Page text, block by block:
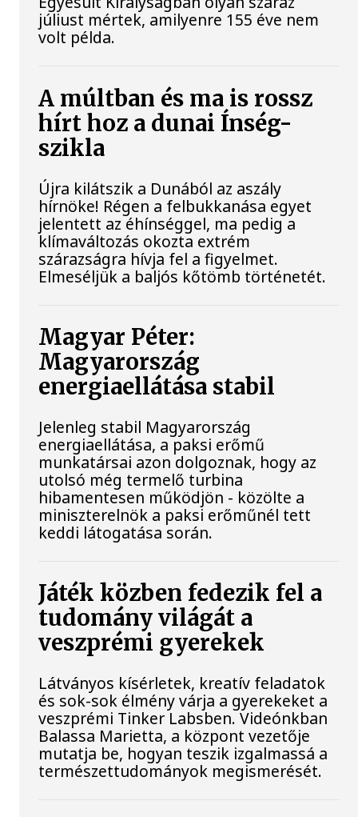
júliust mértek, amilyenre 155 éve nem
volt példa.
A múltban és ma is rossz
hírt hoz a dunai Ínség-
szikla
Újra kilátszik a Dunából az aszály
hírnöke! Régen a felbukkanása egyet
jelentett az éhínséggel, ma pedig a
klímaváltozás okozta extrém
szárazságra hívja fel a figyelmet.
Elmeséljük a baljós kőtömb történetét.
Magyar Péter:
Magyarország
energiaellátása stabil
Jelenleg stabil Magyarország
energiaellátása, a paksi erőmű
munkatársai azon dolgoznak, hogy az
utolsó még termelő turbina
hibamentesen működjön - közölte a
miniszterelnök a paksi erőműnél tett
keddi látogatása során.
Játék közben fedezik fel a
tudomány világát a
veszprémi gyerekek
Látványos kísérletek, kreatív feladatok
és sok-sok élmény várja a gyerekeket a
veszprémi Tinker Labsben. Videónkban
Balassa Marietta, a központ vezetője
mutatja be, hogyan teszik izgalmassá a
természettudományok megismerését.